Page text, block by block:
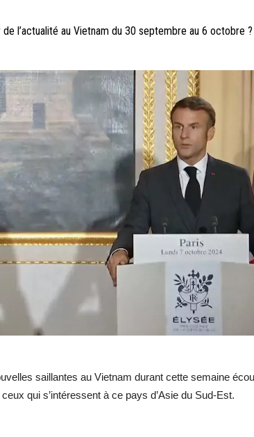
l’actualité au Vietnam du 30 septembre au 6 octobre ?
saillantes au Vietnam durant cette semaine
qui s’intéressent à ce pays d’Asie du Sud-Est.